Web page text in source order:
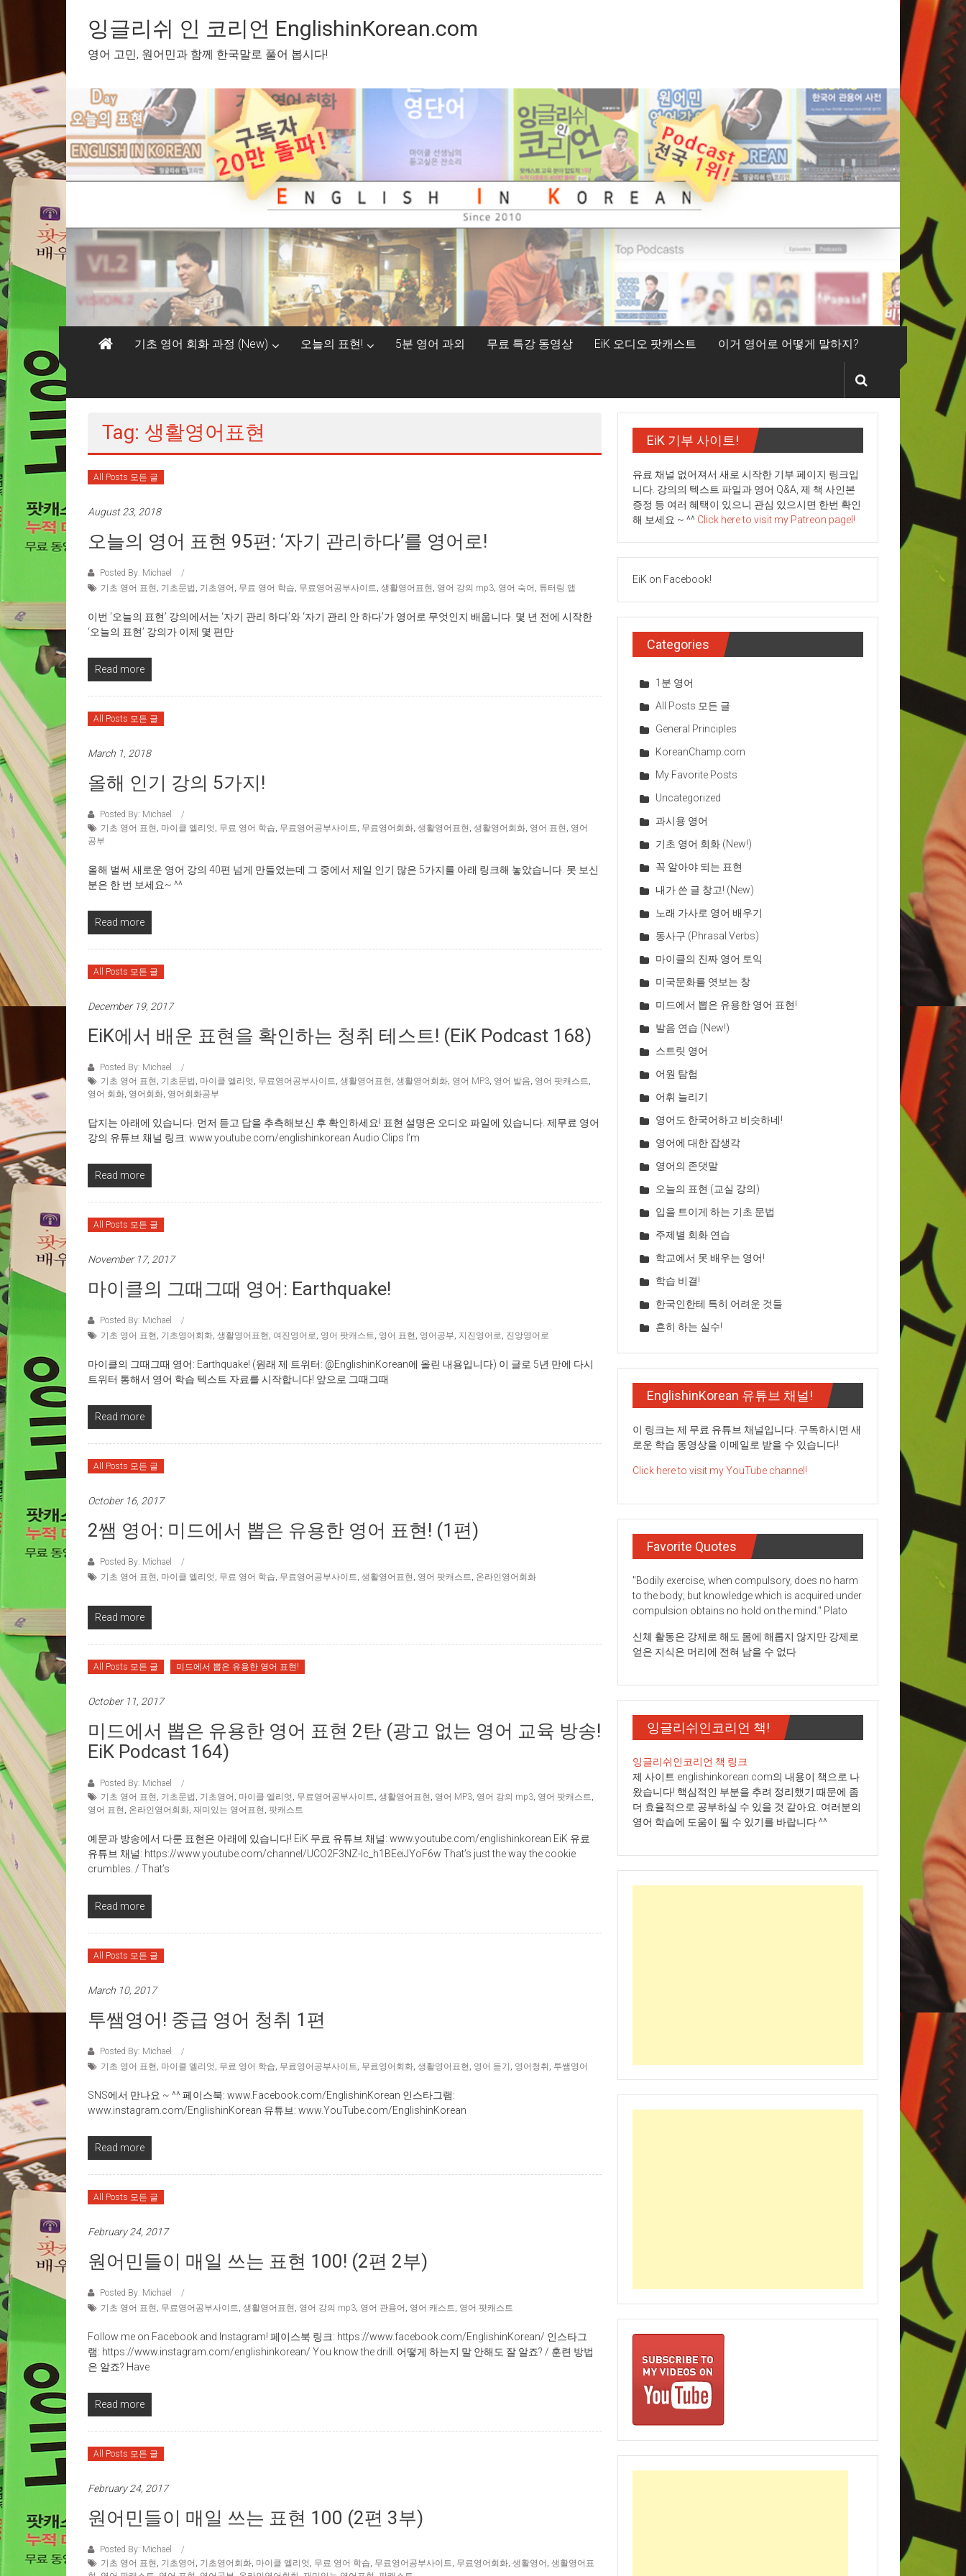
content잉글리쉬 인 코리언 EnglishinKorean.com
영어 고민, 원어민과 함께 한국말로 풀어 봅시다!
기초 영어 회화 과정 (New) 오늘의 표현! 5분 영어 과외 무료 특강 동영상 EiK 오디오 팟캐스트 이거 영어로 어떻게 말하지?
Tag: 생활영어표현
All Posts 모든 글
August 23, 2018
오늘의 영어 표현 95편: ‘자기 관리하다’를 영어로!
Posted By: Michael
기초 영어 표현 , 기초문법 , 기초영어 , 무료 영어 학습, 무료영어공부사이트, 생활영어표현 , 영어 강의 mp3, 영어 숙어 , 튜터링 앱
이번 ‘오늘의 표현’ 강의에서는 ‘자기 관리 하다’와 ‘자기 관리 안 하다’가 영어로 무엇인지 배웁니다. 몇 년 전에 시작한
‘오늘의 표현’ 강의가 이제 몇 편만
Read more
All Posts 모든 글
March 1, 2018
올해 인기 강의 5가지!
Posted By: Michael
기초 영어 표현 , 마이클 엘리엇 , 무료 영어 학습, 무료영어공부사이트, 무료영어회화, 생활영어표현 , 생활영어회화, 영어 표현 , 영어
공부
올해 벌써 새로운 영어 강의 40편 넘게 만들었는데 그 중에서 제일 인기 많은 5가지를 아래 링크해 놓았습니다. 못 보신
분은 한 번 보세요~ ^^
Read more
All Posts 모든 글
December 19, 2017
EiK에서 배운 표현을 확인하는 청취 테스트! (EiK Podcast 168)
Posted By: Michael
기초 영어 표현 , 기초문법 , 마이클 엘리엇 , 무료영어공부사이트, 생활영어표현 , 생활영어회화, 영어 MP3, 영어 발음, 영어 팟캐스트,
영어 회화, 영어회화, 영어회화공부
답지는 아래에 있습니다. 먼저 듣고 답을 추측해보신 후 확인하세요! 표현 설명은 오디오 파일에 있습니다. 제무료 영어
강의 유튜브 채널 링크: www.youtube.com/englishinkorean Audio Clips I’m
Read more
All Posts 모든 글
November 17, 2017
마이클의 그때그때 영어: Earthquake!
Posted By: Michael
기초 영어 표현 , 기초영어회화, 생활영어표현 , 여진영어로, 영어 팟캐스트, 영어 표현 , 영어공부, 지진영어로, 진앙영어로
마이클의 그때그때 영어: Earthquake! (원래 제 트위터: @EnglishinKorean에 올린 내용입니다) 이 글로 5년 만에 다시
트위터 통해서 영어 학습 텍스트 자료를 시작합니다! 앞으로 그때그때
Read more
All Posts 모든 글
October 16, 2017
2쌤 영어: 미드에서 뽑은 유용한 영어 표현! (1편)
Posted By: Michael
기초 영어 표현 , 마이클 엘리엇 , 무료 영어 학습, 무료영어공부사이트, 생활영어표현 , 영어 팟캐스트, 온라인영어회화
Read more
All Posts 모든 글 미드에서 뽑은 유용한 영어 표현!
October 11, 2017
미드에서 뽑은 유용한 영어 표현 2탄 (광고 없는 영어 교육 방송!
EiK Podcast 164)
Posted By: Michael
기초 영어 표현 , 기초문법 , 기초영어 , 마이클 엘리엇 , 무료영어공부사이트, 생활영어표현 , 영어 MP3, 영어 강의 mp3, 영어 팟캐스트,
영어 표현 , 온라인영어회화, 재미있는 영어표현 , 팟캐스트
예문과 방송에서 다룬 표현은 아래에 있습니다! EiK 무료 유튜브 채널: www.youtube.com/englishinkorean EiK 유료
유튜브 채널: https://www.youtube.com/channel/UCO2F3NZ-Ic_h1BEeiJYoF6w That’s just the way the cookie
crumbles. / That’s
Read more
All Posts 모든 글
March 10, 2017
투쌤영어! 중급 영어 청취 1편
Posted By: Michael
기초 영어 표현 , 마이클 엘리엇 , 무료 영어 학습, 무료영어공부사이트, 무료영어회화, 생활영어표현 , 영어 듣기 , 영어청취 , 투쌤영어
SNS에서 만나요 ~ ^^ 페이스북: www.Facebook.com/EnglishinKorean 인스타그램:
www.instagram.com/EnglishinKorean 유튜브: www.YouTube.com/EnglishinKorean
Read more
All Posts 모든 글
February 24, 2017
원어민들이 매일 쓰는 표현 100! (2편 2부)
Posted By: Michael
기초 영어 표현 , 무료영어공부사이트, 생활영어표현 , 영어 강의 mp3, 영어 관용어 , 영어 캐스트, 영어 팟캐스트
Follow me on Facebook and Instagram! 페이스북 링크: https://www.facebook.com/EnglishinKorean/ 인스타그
램: https://www.instagram.com/englishinkorean/ You know the drill. 어떻게 하는지 말 안해도 잘 알죠? / 훈련 방법
은 알죠? Have
Read more
All Posts 모든 글
February 24, 2017
원어민들이 매일 쓰는 표현 100 (2편 3부)
Posted By: Michael
기초 영어 표현 , 기초영어 , 기초영어회화, 마이클 엘리엇 , 무료 영어 학습, 무료영어공부사이트, 무료영어회화, 생활영어 , 생활영어표
EiK 기부 사이트!
유료 채널 없어져서 새로 시작한 기부 페이지 링크입
니다. 강의의 텍스트 파일과 영어 Q&A, 제 책 사인본
증정 등 여러 혜택이 있으니 관심 있으시면 한번 확인
해 보세요 ~ ^^ Click here to visit my Patreon pagel!
EiK on Facebook!
Categories
1분 영어
All Posts 모든 글
General Principles
KoreanChamp.com
My Favorite Posts
Uncategorized
과시용 영어
기초 영어 회화 (New!)
꼭 알아야 되는 표현
내가 쓴 글 창고! (New)
노래 가사로 영어 배우기
동사구 (Phrasal Verbs)
마이클의 진짜 영어 토익
미국문화를 엿보는 창
미드에서 뽑은 유용한 영어 표현!
발음 연습 (New!)
스트릿 영어
어원 탐험
어휘 늘리기
영어도 한국어하고 비슷하네!
영어에 대한 잡생각
영어의 존댓말
오늘의 표현 (교실 강의)
입을 트이게 하는 기초 문법
주제별 회화 연습
학교에서 못 배우는 영어!
학습 비결!
한국인한테 특히 어려운 것들
흔히 하는 실수!
EnglishinKorean 유튜브 채널!
이 링크는 제 무료 유튜브 채널입니다. 구독하시면 새
로운 학습 동영상을 이메일로 받을 수 있습니다!
Click here to visit my YouTube channel!
Favorite Quotes
"Bodily exercise, when compulsory, does no harm
to the body; but knowledge which is acquired under
compulsion obtains no hold on the mind." Plato
신체 활동은 강제로 해도 몸에 해롭지 않지만 강제로
얻은 지식은 머리에 전혀 남을 수 없다
잉글리쉬인코리언 책!
잉글리쉬인코리언 책 링크
제 사이트 englishinkorean.com의 내용이 책으로 나
왔습니다! 핵심적인 부분을 추려 정리했기 때문에 좀
더 효율적으로 공부하실 수 있을 것 같아요. 여러분의
영어 학습에 도움이 될 수 있기를 바랍니다 ^^